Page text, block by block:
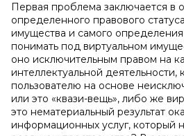
Первая проблема заключается в
определенного правового
имущества и самого определения
понимать под виртуальном
оно исключительным правом на
интеллектуальной деятельности,
пользователю на основе
или это «квази-вещь», либо же
это нематериальный результат
информационных услуг, который